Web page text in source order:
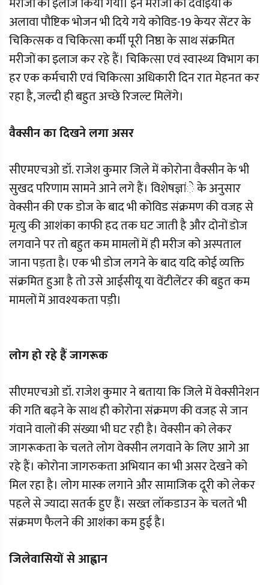
अलावा पौष्टिक भोजन भी दिये गये कोविड-19 केयर सेंटर के
चिकित्सक व चिकित्सा कर्मी पूरी निष्ठा के साथ संक्रमित
मरीजों का इलाज कर रहे हैं। चिकित्सा एवं स्वास्थ्य विभाग का
हर एक कर्मचारी एवं चिकित्सा अधिकारी दिन रात मेहनत कर
रहा है, जल्दी ही बहुत अच्छे रिजल्ट मिलेंगे।
वैक्सीन का दिखने लगा असर
सीएमएचओ डॉ. राजेश कुमार जिले में कोरोना वैक्सीन के भी
सुखद परिणाम सामने आने लगे हैं। विशेषज्ञांे के अनुसार
वेक्सीन की एक डोज के बाद भी कोविड संक्रमण की वजह से
मृत्यु की आशंका काफी हद तक घट जाती है और दोनों डोज
लगवाने पर तो बहुत कम मामलों में ही मरीज को अस्पताल
जाना पड़ता है। एक भी डोज लगने के बाद यदि कोई व्यक्ति
संक्रमित हुआ है तो उसे आईसीयू या वेंटीलेंटर की बहुत कम
मामलों में आवश्यकता पड़ी।
लोग हो रहे हैं जागरूक
सीएमएचओ डॉ. राजेश कुमार ने बताया कि जिले में वेक्सीनेशन
की गति बढ़ने के साथ ही कोरोना संक्रमण की वजह से जान
गंवाने वालों की संख्या भी घट रही है। वेक्सीन को लेकर
जागरूकता के चलते लोग वेक्सीन लगवाने के लिए आगे आ
रहे हैं। कोरोना जागरुकता अभियान का भी असर देखने को
मिल रहा है। लोग मास्क लगाने और सामाजिक दूरी को लेकर
पहले से ज्यादा सतर्क हुए हैं। सख्त लॉकडाउन के चलते भी
संक्रमण फैलने की आशंका कम हुई है।
जिलेवासियों से आह्वान